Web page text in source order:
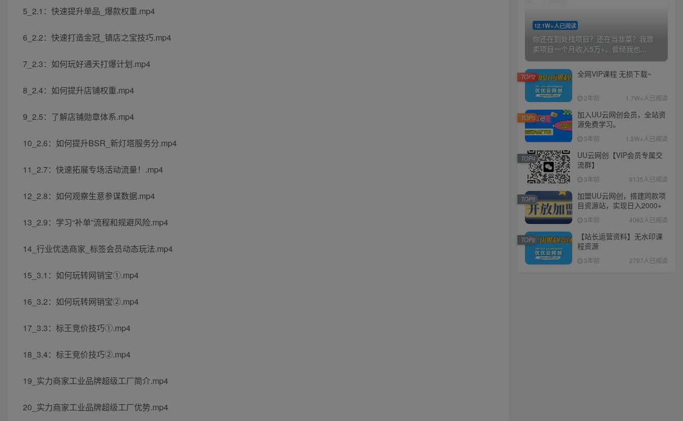
5_2.1：快速提升单品_爆款权重.mp4
6_2.2：快速打造金冠_镇店之宝技巧.mp4
7_2.3：如何玩好通天打爆计划.mp4
8_2.4：如何提升店铺权重.mp4
9_2.5：了解店铺勋章体系.mp4
10_2.6：如何提升BSR_新灯塔服务分.mp4
11_2.7：快速拓展专场活动流量！.mp4
12_2.8：如何观察生意参谋数据.mp4
13_2.9：学习“补单”流程和规避风险.mp4
14_行业优选商家_标签会员动态玩法.mp4
15_3.1：如何玩转网销宝①.mp4
16_3.2：如何玩转网销宝②.mp4
17_3.3：标王竞价技巧①.mp4
18_3.4：标王竞价技巧②.mp4
19_实力商家工业品牌超级工厂简介.mp4
20_实力商家工业品牌超级工厂优势.mp4
12.1W+人已阅读
你还在到处找项目？还在当韭菜？我靠
卖项目一个月收入5万+，曾经我也...
全网VIP课程 无损下载~
2年前 1.7W+人已阅读
TOP2
加入UU云网创会员，全站资
源免费学习。
3年前 1.2W+人已阅读
TOP3
UU云网创【VIP会员专属交
流群】
3年前 9135人已阅读
TOP4
加盟UU云网创，搭建同款项
目资源站，实现日入2000+
3年前 4083人已阅读
TOP5
【站长运营资料】无水印课
程资源
3年前 2797人已阅读
TOP6